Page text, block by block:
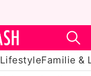
LifestyleFamilie &